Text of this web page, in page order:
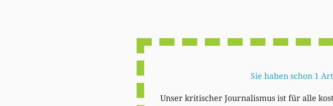
Sie haben schon 1
Unser kritischer Journalismus ist für alle